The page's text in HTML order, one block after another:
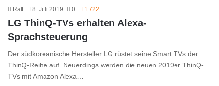
Ralf 8. Juli 2019 0 1.722
LG ThinQ-TVs erhalten Alexa-
Sprachsteuerung
Der südkoreanische Hersteller LG rüstet seine Smart TVs der
ThinQ-Reihe auf. Neuerdings werden die neuen 2019er ThinQ-
TVs mit Amazon Alexa…